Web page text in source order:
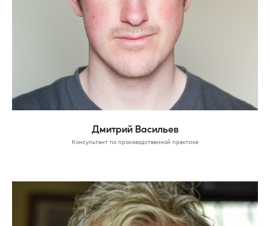
Дмитрий Васильев
Консультант по производственной практике